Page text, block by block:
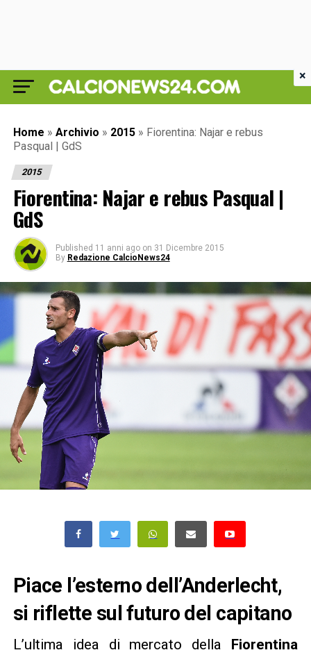
Home » Archivio » 2015 » Fiorentina: Najar e rebus
Pasqual | GdS
2015
Fiorentina: Najar e rebus Pasqual |
GdS
Published 11 anni ago on 31 Dicembre 2015
By Redazione CalcioNews24
Piace l’esterno dell’Anderlecht,
si riflette sul futuro del capitano
L’ultima idea di mercato della Fiorentina
×